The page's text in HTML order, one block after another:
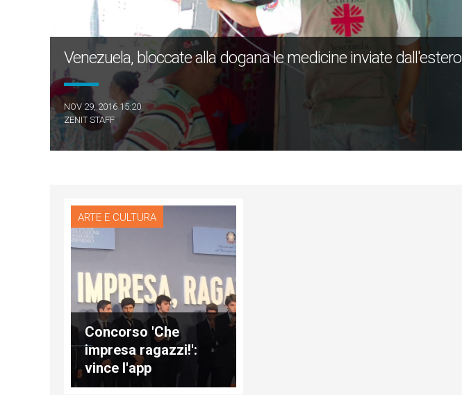
Venezuela, bloccate alla dogana le medicine inviate dall'estero
NOV 29, 2016 15:20
ZENIT STAFF
ARTE E CULTURA
Concorso 'Che
impresa ragazzi!':
vince l'app
"Pharmacall"